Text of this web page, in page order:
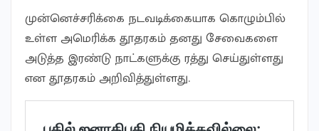
முன்னெச்சரிக்கை நடவடிக்கையாக கொழும்பில்
உள்ள அமெரிக்க தூதரகம் தனது சேவைகளை
அடுத்த இரண்டு நாட்களுக்கு ரத்து செய்துள்ளது
என தூதரகம் அறிவித்துள்ளது.